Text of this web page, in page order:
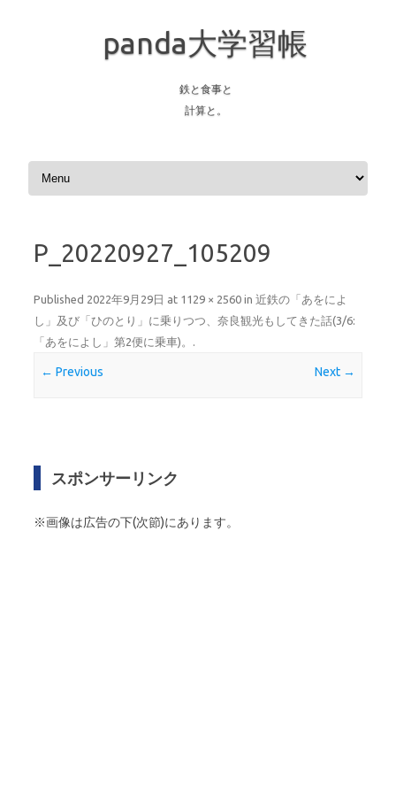
panda大学習帳
鉄と食事と
計算と。
Skip to content
P_20220927_105209
Published 2022年9月29日 at 1129 × 2560 in 近鉄の「あをによ
し」及び「ひのとり」に乗りつつ、奈良観光もしてきた話(3/6:
「あをによし」第2便に乗車)。 .
← Previous Next →
スポンサーリンク
※画像は広告の下(次節)にあります。